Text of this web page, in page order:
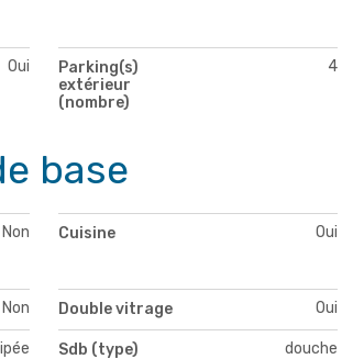
Oui
Parking(s)
extérieur
(nombre)
4
base
Non Cuisine Oui
Non Double vitrage Oui
Sdb (type) douche